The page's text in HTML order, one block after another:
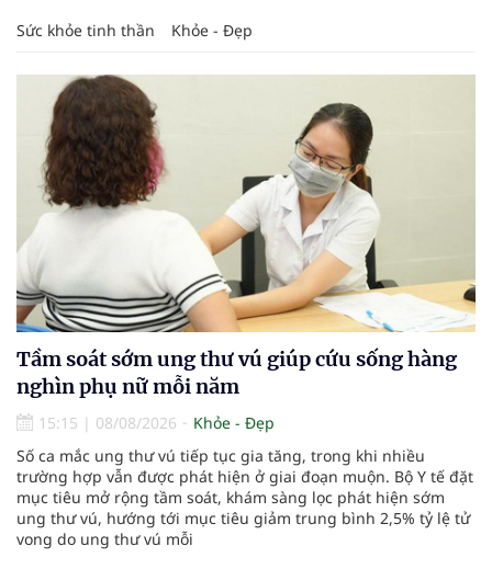
Sức khỏe tinh thần Khỏe - Đẹp
Tầm soát sớm ung thư vú giúp cứu sống hàng
nghìn phụ nữ mỗi năm
15:15 | 08/08/2026
Khỏe - Đẹp
Số ca mắc ung thư vú tiếp tục gia tăng, trong khi nhiều
trường hợp vẫn được phát hiện ở giai đoạn muộn. Bộ Y tế đặt
mục tiêu mở rộng tầm soát, khám sàng lọc phát hiện sớm
ung thư vú, hướng tới mục tiêu giảm trung bình 2,5% tỷ lệ tử
vong do ung thư vú mỗi